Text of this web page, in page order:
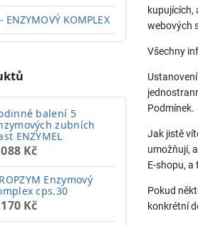
ENZYMOVÝ KOMPLEX
balení 5
zubních
ENZYMEL
Kč
Enzymový
cps.30
Kč
kupujících,
webových
Všechny
Podmínek.
Jak jistě
umožňují,
E-shopu,
Pokud
konkrétní